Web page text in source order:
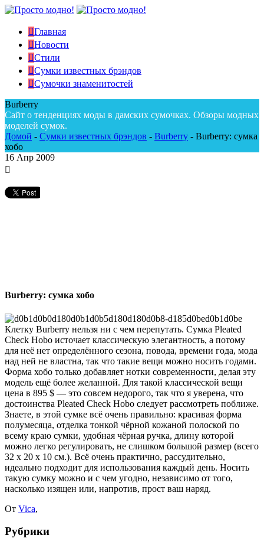
Главная
Новости
Стили
Сумки известных брэндов
Сумочки знаменитостей
Burberry
Сайт о тенденциях моды в дамских сумочках. Обзоры модных
моделей сумок.
Домой - Сумки известных брэндов - Burberry - Burberry: сумка
хобо
16 Апр 2009
Burberry: сумка хобо
Клетку Burberry нельзя ни с чем перепутать. Сумка Pleated
Check Hobo источает классическую элегантность, а потому
для неё нет определённого сезона, повода, времени года, мода
над ней не властна, так что такие вещи можно носить годами.
Форма хобо только добавляет нотки современности, делая эту
модель ещё более желанной. Для такой классической вещи
цена в 895 $ — это совсем недорого, так что я уверена, что
достоинства Pleated Check Hobo следует рассмотреть поближе.
Знаете, в этой сумке всё очень правильно: красивая форма
полумесяца, отделка тонкой чёрной кожаной полоской по
всему краю сумки, удобная чёрная ручка, длину которой
можно легко регулировать, не слишком большой размер (всего
32 х 20 х 10 см.). Всё очень практично, рассудительно,
идеально подходит для использования каждый день. Носить
такую сумку можно и с чем угодно, независимо от того,
насколько изящен или, напротив, прост ваш наряд.
От Vica,
Рубрики